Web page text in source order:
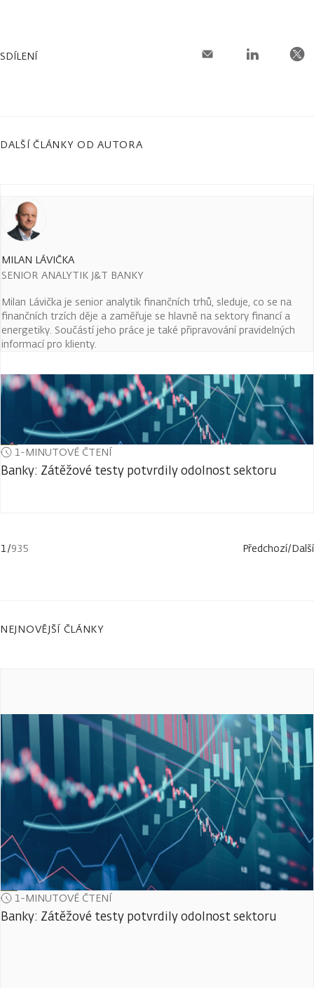
SDÍLENÍ
DALŠÍ ČLÁNKY OD AUTORA
MILAN LÁVIČKA
SENIOR ANALYTIK J&T BANKY
Milan Lávička je senior analytik finančních trhů, sleduje, co se na
finančních trzích děje a zaměřuje se hlavně na sektory financí a
energetiky. Součástí jeho práce je také připravování pravidelných
informací pro klienty.
1-MINUTOVÉ ČTENÍ
Banky: Zátěžové testy potvrdily odolnost sektoru
1/935 Předchozí/Další
NEJNOVĚJŠÍ ČLÁNKY
1-MINUTOVÉ ČTENÍ
Banky: Zátěžové testy potvrdily odolnost sektoru